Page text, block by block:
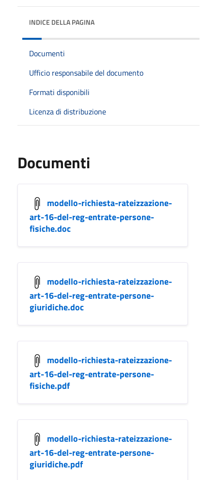
INDICE DELLA PAGINA
Documenti
Ufficio responsabile del documento
Formati disponibili
Licenza di distribuzione
Documenti
modello-richiesta-rateizzazione-
art-16-del-reg-entrate-persone-
fisiche.doc
modello-richiesta-rateizzazione-
art-16-del-reg-entrate-persone-
giuridiche.doc
modello-richiesta-rateizzazione-
art-16-del-reg-entrate-persone-
fisiche.pdf
modello-richiesta-rateizzazione-
art-16-del-reg-entrate-persone-
giuridiche.pdf